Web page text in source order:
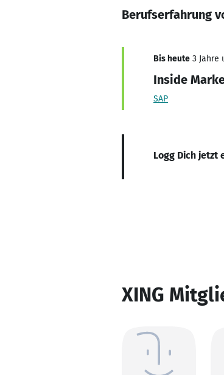
Berufserfahrung
Bis heute 3 Jahre
Inside
SAP
Logg Dich jetzt
XING